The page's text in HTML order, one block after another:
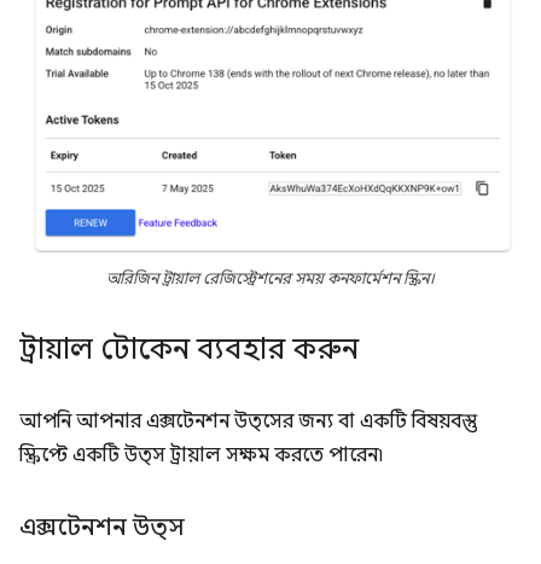
অরিজিন ট্রায়াল রেজিস্ট্রেশনের সময় কনফার্মেশন স্ক্রিন।
ট্রায়াল টোকেন ব্যবহার করুন
আপনি আপনার এক্সটেনশন উত্সের জন্য বা একটি বিষয়বস্তু
স্ক্রিপ্টে একটি উত্স ট্রায়াল সক্ষম করতে পারেন৷
এক্সটেনশন উত্স